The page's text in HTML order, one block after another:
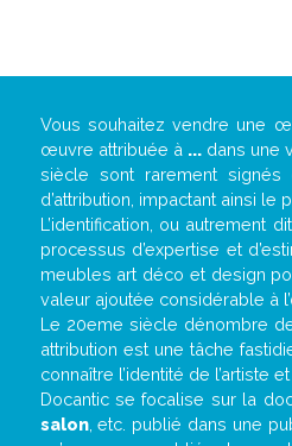
Vous souhaitez vendre une
œuvre attribuée à ...dans une
siècle sont rarement signés
d’attribution, impactant ainsi le
L’identification, ou autrement
processus d’expertise et
meubles art déco et design
valeur ajoutée considérable à
Le 20eme siècle dénombre
attribution est une tâche
connaître l’identité de l’artiste
Docantic se focalise sur la
salon, etc. publié dans une